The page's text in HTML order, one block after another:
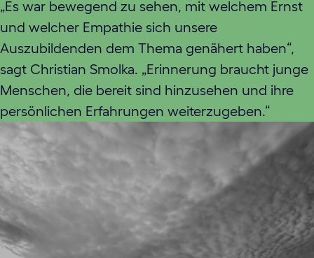
„Es war bewegend zu sehen, mit welchem Ernst
und welcher Empathie sich unsere
Auszubildenden dem Thema genähert haben“,
sagt Christian Smolka. „Erinnerung braucht junge
Menschen, die bereit sind hinzusehen und ihre
persönlichen Erfahrungen weiterzugeben.“